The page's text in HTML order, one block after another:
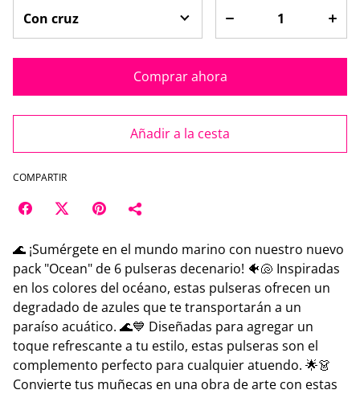
Comprar ahora
Añadir a la cesta
COMPARTIR
🌊 ¡Sumérgete en el mundo marino con nuestro nuevo
pack "Ocean" de 6 pulseras decenario! 🐠🐚 Inspiradas
en los colores del océano, estas pulseras ofrecen un
degradado de azules que te transportarán a un
paraíso acuático. 🌊💙 Diseñadas para agregar un
toque refrescante a tu estilo, estas pulseras son el
complemento perfecto para cualquier atuendo. 🌟👗
Convierte tus muñecas en una obra de arte con estas